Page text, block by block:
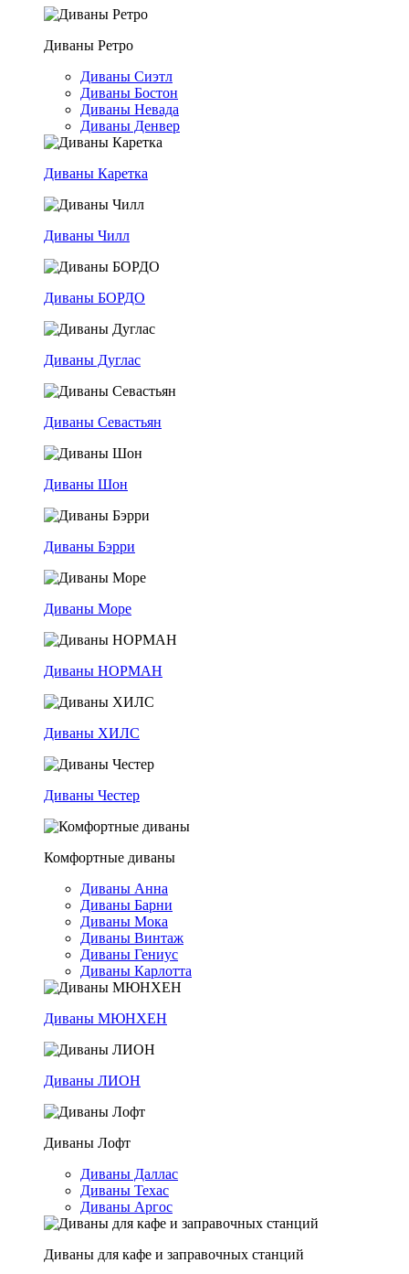
Диваны Ретро
Диваны Сиэтл
Диваны Бостон
Диваны Невада
Диваны Денвер
Диваны Каретка
Диваны Чилл
Диваны БОРДО
Диваны Дуглас
Диваны Севастьян
Диваны Шон
Диваны Бэрри
Диваны Море
Диваны НОРМАН
Диваны ХИЛС
Диваны Честер
Комфортные диваны
Диваны Анна
Диваны Барни
Диваны Мока
Диваны Винтаж
Диваны Гениус
Диваны Карлотта
Диваны МЮНХЕН
Диваны ЛИОН
Диваны Лофт
Диваны Даллас
Диваны Техас
Диваны Аргос
Диваны для кафе и заправочных станций